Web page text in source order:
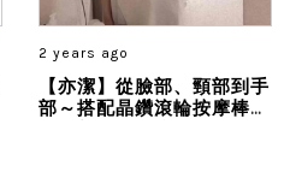
2 years ago
【亦潔】從臉部、頸部到手
部～搭配晶鑽滾輪按摩棒貼